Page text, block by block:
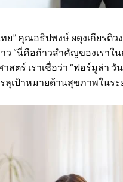
ย” คุณอธิปพงษ์ ผดุงเกียรติ
ว “นี่คือก้าวสำคัญของเราใ
ร์ เราเชื่อว่า “ฟอร์มูล่า วัน
เป้าหมายด้านสุขภาพในระ